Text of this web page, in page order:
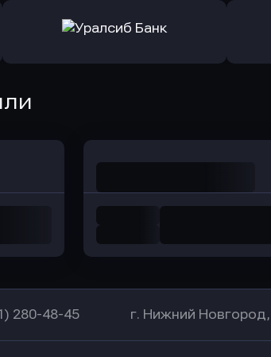
заявку
280-48-45 г. Нижний